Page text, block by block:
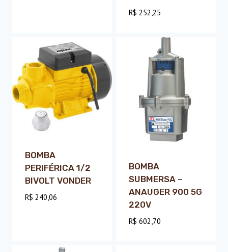
R$ 252,25
BOMBA
PERIFÉRICA 1/2
BIVOLT VONDER
R$ 240,06
BOMBA
SUBMERSA –
ANAUGER 900 5G
220V
R$ 602,70